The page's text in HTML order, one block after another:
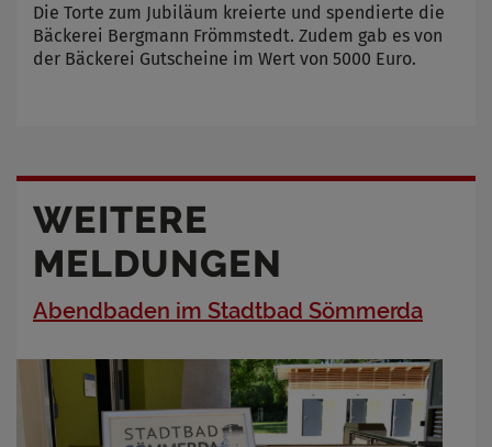
Die Torte zum Jubiläum kreierte und spendierte die
Bäckerei Bergmann Frömmstedt. Zudem gab es von
der Bäckerei Gutscheine im Wert von 5000 Euro.
WEITERE
MELDUNGEN
Abendbaden im Stadtbad Sömmerda